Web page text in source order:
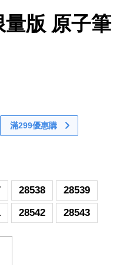
版 原子筆
滿299優惠購
28538
28539
28542 28543